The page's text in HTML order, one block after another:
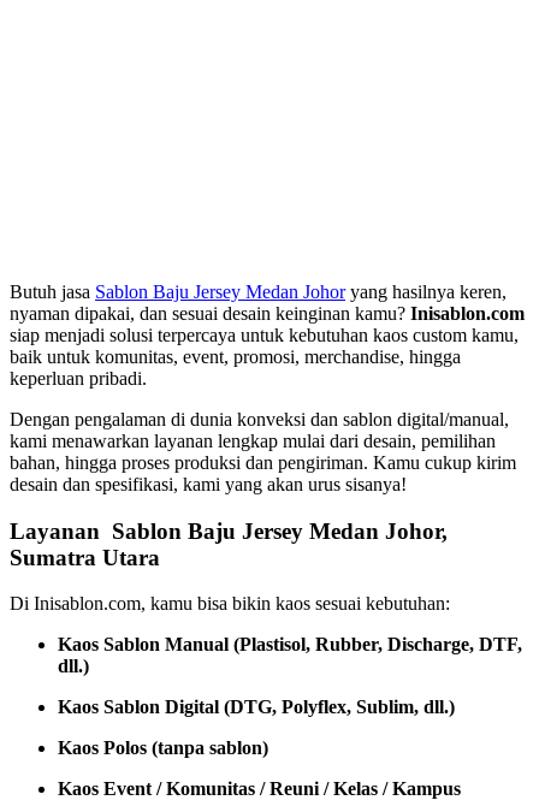
Butuh jasa Sablon Baju Jersey Medan Johoryang hasilnya keren,
nyaman dipakai, dan sesuai desain keinginan kamu? Inisablon.com
siap menjadi solusi terpercaya untuk kebutuhan kaos custom kamu,
baik untuk komunitas, event, promosi, merchandise, hingga
keperluan pribadi.
Dengan pengalaman di dunia konveksi dan sablon digital/manual,
kami menawarkan layanan lengkap mulai dari desain, pemilihan
bahan, hingga proses produksi dan pengiriman. Kamu cukup kirim
desain dan spesifikasi, kami yang akan urus sisanya!
Layanan Sablon Baju Jersey Medan Johor,
Sumatra Utara
Di Inisablon.com, kamu bisa bikin kaos sesuai kebutuhan:
Kaos Sablon Manual (Plastisol, Rubber, Discharge, DTF,
dll.)
Kaos Sablon Digital (DTG, Polyflex, Sublim, dll.)
Kaos Polos (tanpa sablon)
Kaos Event / Komunitas / Reuni / Kelas / Kampus